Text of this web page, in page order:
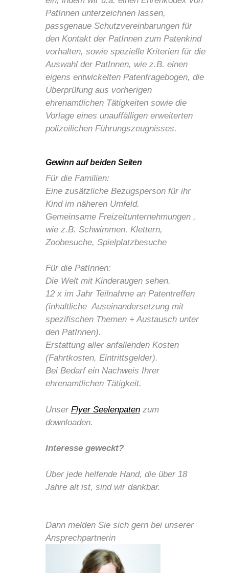
PatInnen unterzeichnen lassen,
passgenaue Schutzvereinbarungen für
den Kontakt der PatInnen zum Patenkind
vorhalten, sowie spezielle Kriterien für die
Auswahl der PatInnen, wie z.B. einen
eigens entwickelten Patenfragebogen, die
Überprüfung aus vorherigen
ehrenamtlichen Tätigkeiten sowie die
Vorlage eines unauffälligen erweiterten
polizeilichen Führungszeugnisses.
Gewinn auf beiden Seiten
Für die Familien:
Eine zusätzliche Bezugsperson für ihr
Kind im näheren Umfeld.
Gemeinsame Freizeitunternehmungen ,
wie z.B. Schwimmen, Klettern,
Zoobesuche, Spielplatzbesuche
Für die PatInnen:
Die Welt mit Kinderaugen sehen.
12 x im Jahr Teilnahme an Patentreffen
(inhaltliche Auseinandersetzung mit
spezifischen Themen + Austausch unter
den PatInnen).
Erstattung aller anfallenden Kosten
(Fahrtkosten, Eintrittsgelder).
Bei Bedarf ein Nachweis Ihrer
ehrenamtlichen Tätigkeit.
Unser Flyer Seelenpatenzum
downloaden.
Interesse geweckt?
Über jede helfende Hand, die über 18
Jahre alt ist, sind wir dankbar.
Dann melden Sie sich gern bei unserer
Ansprechpartnerin